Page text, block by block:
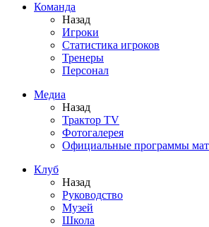
Команда
Назад
Игроки
Статистика игроков
Тренеры
Персонал
Медиа
Назад
Трактор TV
Фотогалерея
Официальные программы
Клуб
Назад
Руководство
Музей
Школа